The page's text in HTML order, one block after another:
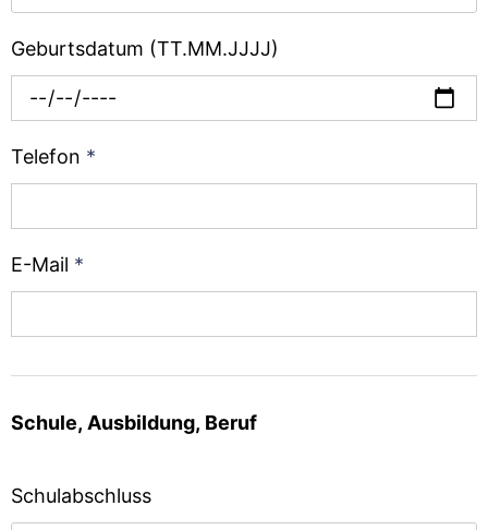
Geburtsdatum (TT.MM.JJJJ)
Telefon *
E-Mail *
Schule, Ausbildung, Beruf
Schulabschluss